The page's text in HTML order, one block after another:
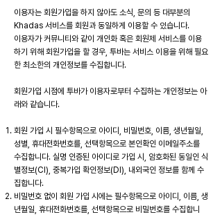
이용자는 회원가입을 하지 않아도 소식, 문의 등 대부분의
Khadas 서비스를 회원과 동일하게 이용할 수 있습니다.
이용자가 커뮤니티와 같이 개인화 혹은 회원제 서비스를 이용
하기 위해 회원가입을 할 경우, 투바는 서비스 이용을 위해 필요
한 최소한의 개인정보를 수집합니다.
회원가입 시점에 투바가 이용자로부터 수집하는 개인정보는 아
래와 같습니다.
회원 가입 시 필수항목으로 아이디, 비밀번호, 이름, 생년월일,
성별, 휴대전화번호를, 선택항목으로 본인확인 이메일주소를
수집합니다. 실명 인증된 아이디로 가입 시, 암호화된 동일인 식
별정보(CI), 중복가입 확인정보(DI), 내외국인 정보를 함께 수
집합니다.
비밀번호 없이 회원 가입 시에는 필수항목으로 아이디, 이름, 생
년월일, 휴대전화번호를, 선택항목으로 비밀번호를 수집합니